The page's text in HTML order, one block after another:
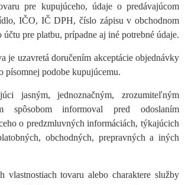
pre kupujúceho, údaje o predávajúcom
IČO, IČ DPH, číslo zápisu v obchodnom
pre platbu, prípadne aj iné potrebné údaje.
uzavretá doručením akceptácie objednávky
písomnej podobe kupujúcemu.
jednoznačným, zrozumiteľným
spôsobom informoval pred odoslaním
o predzmluvných informáciách, týkajúcich
obchodných, prepravných a iných
tovaru alebo charaktere služby